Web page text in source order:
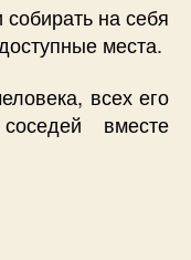
на себя
места.
всех его
вместе